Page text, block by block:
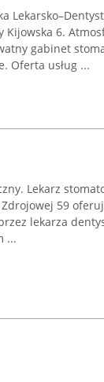
Kijowska 6.
gabinet
Oferta usług ...
Lekarz
59
lekarza
...